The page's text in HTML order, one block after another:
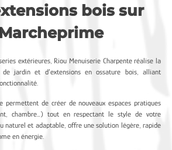
bois sur
extérieures, Riou Menuiserie Charpente réalise la
de jardin et d’extensions en ossature bois, alliant
permettent de créer de nouveaux espaces pratiques
chambre…) tout en respectant le style de votre
naturel et adaptable, offre une solution légère, rapide
en énergie.